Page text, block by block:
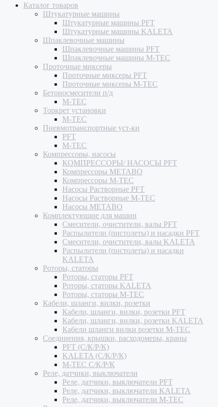
Каталог товаров
Штукатурные машины
Штукатурные машины PFT
Штукатурные машины KALETA
Шпаклевочные машины
Шпаклевочные машины PFT
Шпаклевочные машины M-TEC
Проточные миксеры
Проточные миксеры PFT
Проточные миксеры M-TEC
Бетоносмесители п/д
M-TEC
Торкрет установки
M-TEC
Пневмотранспортные уст-ки
PFT
M-TEC
Компрессоры, насосы
КОМПРЕССОРЫ/ НАСОСЫ PFT
Компрессоры METABO
Компрессоры M-TEC
Насосы Растворные PFT
Насосы Растворные M-TEC
Насосы METABO
Комплектующие для машин
Смесители, очистители, валы PFT
Распылители (пистолеты) и насадки PFT
Смесители, очистители, валы KALETA
Распылители (пистолеты) и насадки
KALETA
Роторы, статоры
Роторы, статоры PFT
Роторы, статоры KALETA
Роторы, статоры M-TEC
Кабели, шланги, вилки, розетки
Кабели, шланги, вилки, розетки PFT
Кабели, шланги, вилки, розетки KALETA
Кабели шланги вилки розетки M-TEC
Соединения, крышки, расходомеры, краны
PFT (С/К/Р/К)
KALETA (С/К/Р/К)
M-TEC С/К/Р/К
Реле, датчики, выключатели
Реле, датчики, выключатели PFT
Реле, датчики, выключатели KALETA
Реле, датчики, выключатели M-TEC